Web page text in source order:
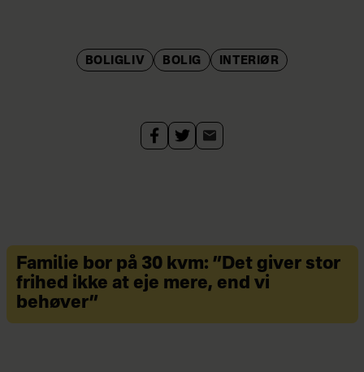
BOLIGLIV BOLIG INTERIØR
Familie bor på 30 kvm: ”Det giver stor
frihed ikke at eje mere, end vi
behøver”